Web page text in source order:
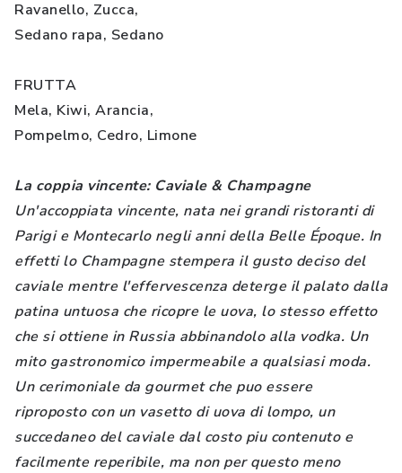
Ravanello, Zucca,
Sedano rapa, Sedano
FRUTTA
Mela, Kiwi, Arancia,
Pompelmo, Cedro, Limone
La coppia vincente: Caviale & Champagne
Un'accoppiata vincente, nata nei grandi ristoranti di
Parigi e Montecarlo negli anni della Belle Époque. In
effetti lo Champagne stempera il gusto deciso del
caviale mentre l'effervescenza deterge il palato dalla
patina untuosa che ricopre le uova, lo stesso effetto
che si ottiene in Russia abbinandolo alla vodka. Un
mito gastronomico impermeabile a qualsiasi moda.
Un cerimoniale da gourmet che puo essere
riproposto con un vasetto di uova di lompo, un
succedaneo del caviale dal costo piu contenuto e
facilmente reperibile, ma non per questo meno